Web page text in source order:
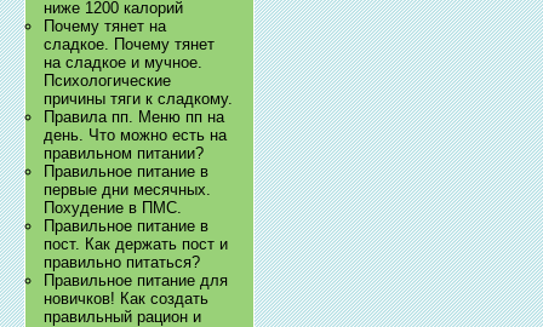
ниже 1200 калорий
Почему тянет на
сладкое. Почему тянет
на сладкое и мучное.
Психологические
причины тяги к сладкому.
Правила пп. Меню пп на
день. Что можно есть на
правильном питании?
Правильное питание в
первые дни месячных.
Похудение в ПМС.
Правильное питание в
пост. Как держать пост и
правильно питаться?
Правильное питание для
новичков! Как создать
правильный рацион и